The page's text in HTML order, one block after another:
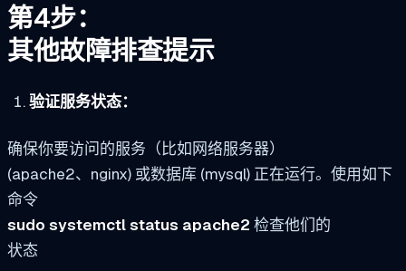
第4步：
其他故障排查提示
验证服务状态：
确保你要访问的服务（比如网络服务器）
(apache2、nginx) 或数据库 (mysql) 正在运行。使用如下
命令
sudo systemctl status apache2 检查他们的
状态